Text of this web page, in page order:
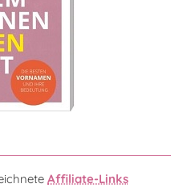
Affiliate-Links